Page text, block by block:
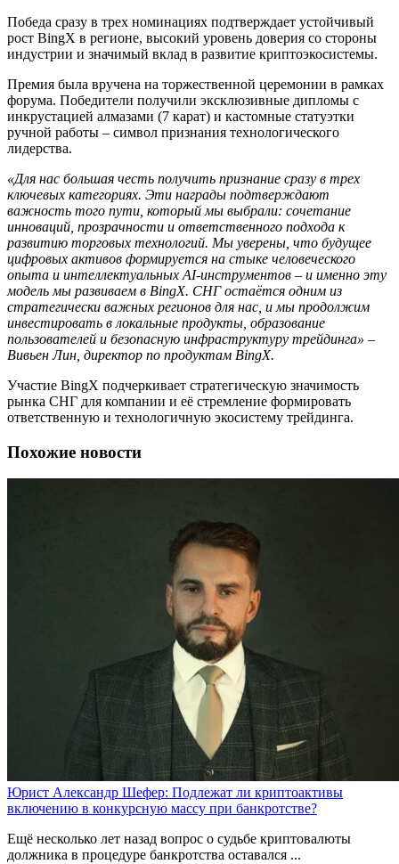
Победа сразу в трех номинациях подтверждает устойчивый
рост BingX в регионе, высокий уровень доверия со стороны
индустрии и значимый вклад в развитие криптоэкосистемы.
Премия была вручена на торжественной церемонии в рамках
форума. Победители получили эксклюзивные дипломы с
инкрустацией алмазами (7 карат) и кастомные статуэтки
ручной работы – символ признания технологического
лидерства.
«Для нас большая честь получить признание сразу в трех
ключевых категориях. Эти награды подтверждают
важность того пути, который мы выбрали: сочетание
инноваций, прозрачности и ответственного подхода к
развитию торговых технологий. Мы уверены, что будущее
цифровых активов формируется на стыке человеческого
опыта и интеллектуальных AI-инструментов – и именно эту
модель мы развиваем в BingX. СНГ остаётся одним из
стратегически важных регионов для нас, и мы продолжим
инвестировать в локальные продукты, образование
пользователей и безопасную инфраструктуру трейдинга» –
Вивьен Лин, директор по продуктам BingX.
Участие BingX подчеркивает стратегическую значимость
рынка СНГ для компании и её стремление формировать
ответственную и технологичную экосистему трейдинга.
Похожие новости
Юрист Александр Шефер: Подлежат ли криптоактивы
включению в конкурсную массу при банкротстве?
Ещё несколько лет назад вопрос о судьбе криптовалюты
должника в процедуре банкротства оставался ...